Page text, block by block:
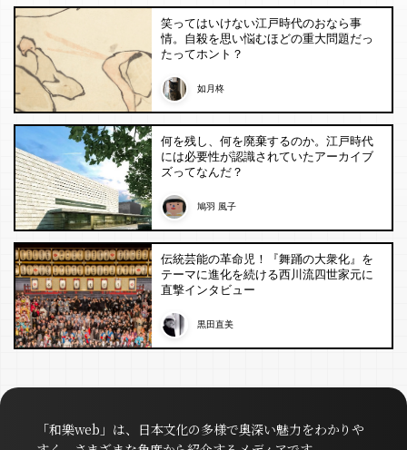
笑ってはいけない江戸時代のおなら事
情。自殺を思い悩むほどの重大問題だっ
たってホント？
如月柊
何を残し、何を廃棄するのか。江戸時代
には必要性が認識されていたアーカイブ
ズってなんだ？
鳩羽 風子
伝統芸能の革命児！『舞踊の大衆化』を
テーマに進化を続ける西川流四世家元に
直撃インタビュー
黒田直美
「和樂web」は、日本文化の多様で奥深い魅力をわかりや